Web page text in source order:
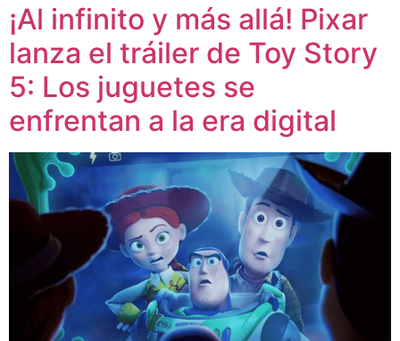
¡Al infinito y más allá! Pixar
lanza el tráiler de Toy Story
5: Los juguetes se
enfrentan a la era digital